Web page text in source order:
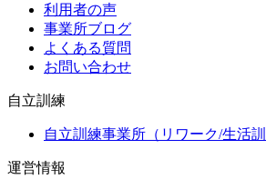
利用者の声
事業所ブログ
よくある質問
お問い合わせ
自立訓練
自立訓練事業所（リワーク/生活訓
運営情報